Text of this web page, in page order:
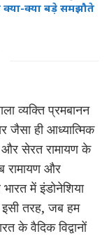
क्या-क्या बड़े समझौते
व्यक्ति प्रमबानन
जैसा ही आध्यात्मिक
सेरत रामायण के
रामायण और
में इंडोनेशिया
इसी तरह, जब हम
के वैदिक विद्वानों